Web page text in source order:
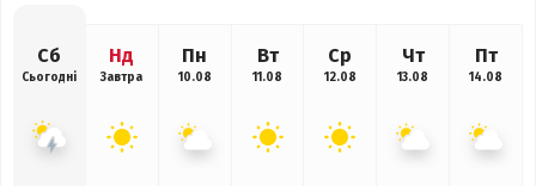
Сб
Сьогодні
Нд
Завтра
Пн
10.08
Вт
11.08
Ср
12.08
Чт
13.08
Пт
14.08